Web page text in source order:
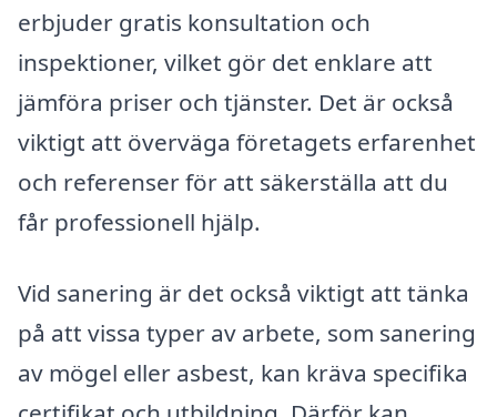
erbjuder gratis konsultation och
inspektioner, vilket gör det enklare att
jämföra priser och tjänster. Det är också
viktigt att överväga företagets erfarenhet
och referenser för att säkerställa att du
får professionell hjälp.
Vid sanering är det också viktigt att tänka
på att vissa typer av arbete, som sanering
av mögel eller asbest, kan kräva specifika